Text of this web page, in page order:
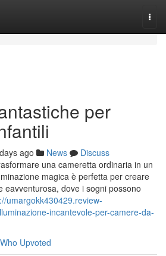
per
ago News
Discuss
una cameretta ordinaria in un
magica è perfetta per creare
eavventurosa, dove i sogni possono
umargokk430429.review-
incantevole-per-camere-da-
Who Upvoted